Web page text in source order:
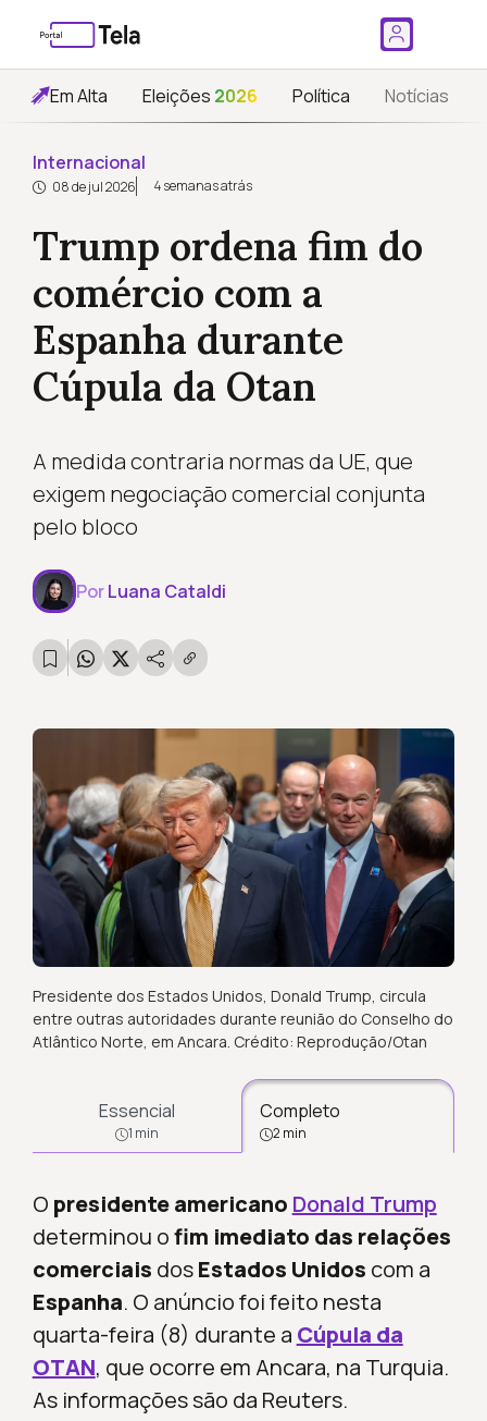
Em Alta Eleições 2026 Política Notícias
Internacional
08 de jul 2026 4 semanas atrás
Trump ordena fim do
comércio com a
Espanha durante
Cúpula da Otan
A medida contraria normas da UE, que
exigem negociação comercial conjunta
pelo bloco
PorLuana Cataldi
Presidente dos Estados Unidos, Donald Trump, circula
entre outras autoridades durante reunião do Conselho do
Atlântico Norte, em Ancara. Crédito: Reprodução/Otan
Essencial
1 min
Completo
2 min
O presidente americano Donald Trump
determinou ofim imediato das relações
comerciais dosEstados Unidos com a
Espanha. O anúncio foi feito nesta
quarta-feira (8) durante a Cúpula da
OTAN, que ocorre em Ancara, na Turquia.
As informações são da Reuters.